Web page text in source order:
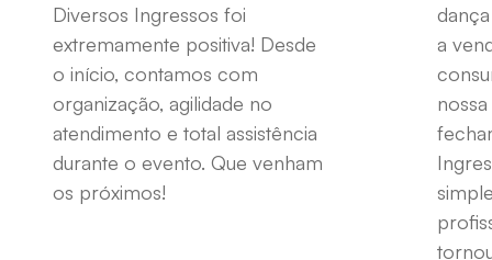
Diversos Ingressos foi
extremamente positiva! Desde
o início, contamos com
organização, agilidade no
atendimento e total assistência
durante o evento. Que venham
os próximos!
a